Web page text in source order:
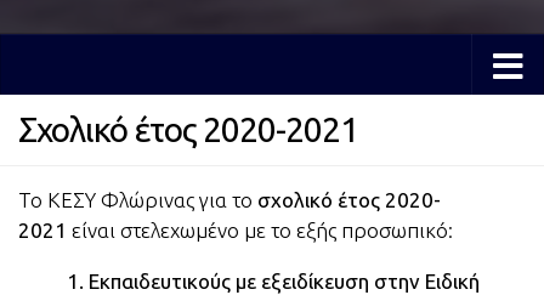
Σχολικό έτος 2020-2021
Το ΚΕΣΥ Φλώρινας για το σχολικό έτος 2020-
2021 είναι στελεχωμένο με το εξής προσωπικό:
1. Εκπαιδευτικούς με εξειδίκευση στην Ειδική